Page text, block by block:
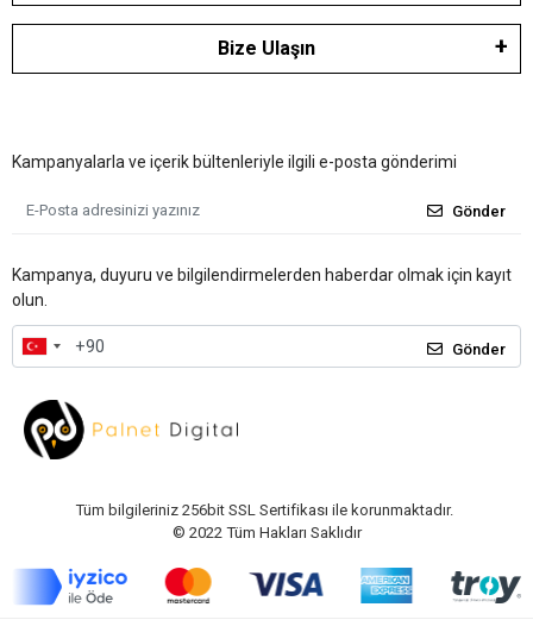
Bize Ulaşın
Kampanyalarla ve içerik bültenleriyle ilgili e-posta gönderimi
Gönder
Kampanya, duyuru ve bilgilendirmelerden haberdar olmak için kayıt
olun.
Gönder
Tüm bilgileriniz 256bit SSL Sertifikası ile korunmaktadır.
© 2022 Tüm Hakları Saklıdır